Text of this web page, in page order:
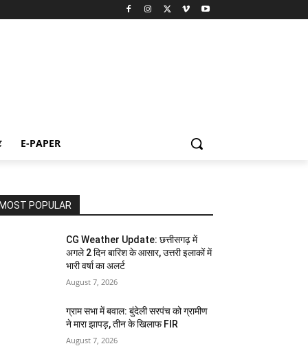
E-PAPER
MOST POPULAR
CG Weather Update: छत्तीसगढ़ में
अगले 2 दिन बारिश के आसार, उत्तरी इलाकों में
भारी वर्षा का अलर्ट
August 7, 2026
ग्राम सभा में बवाल: बुंदेली सरपंच को ग्रामीण
ने मारा झापड़, तीन के खिलाफ FIR
August 7, 2026